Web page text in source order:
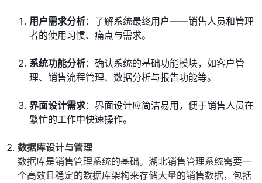
用户需求分析：了解系统最终用户——销售人员和管理
者的使用习惯、痛点与需求。
系统功能分析：确认系统的基础功能模块，如客户管
理、销售流程管理、数据分析与报告功能等。
界面设计需求：界面设计应简洁易用，便于销售人员在
繁忙的工作中快速操作。
数据库设计与管理
数据库是销售管理系统的基础。湖北销售管理系统需要一
个高效且稳定的数据库架构来存储大量的销售数据，包括